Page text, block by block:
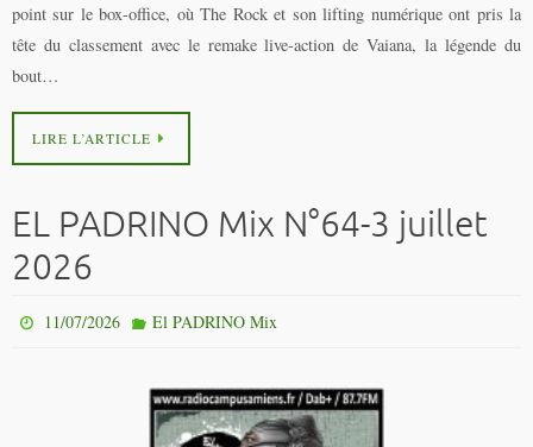
point sur le box-office, où The Rock et son lifting numérique ont pris la
tête du classement avec le remake live-action de Vaiana, la légende du
bout…
LIRE L’ARTICLE
EL PADRINO Mix N°64-3 juillet
2026
11/07/2026 El PADRINO Mix